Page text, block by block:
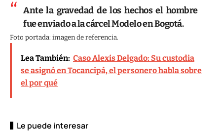
Ante la gravedad de los hechos el hombre
fue enviado a la cárcel Modelo en Bogotá.
Foto portada: imagen de referencia.
Lea También: Caso Alexis Delgado: Su custodia
se asignó en Tocancipá, el personero habla sobre
el por qué
Le puede interesar